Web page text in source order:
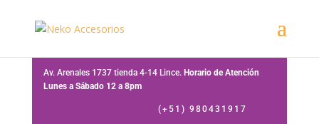
Av. Arenales 1737 tienda 4-14 Lince. Horario de Atención
Lunes a Sábado 12 a 8pm
(+51) 980431917